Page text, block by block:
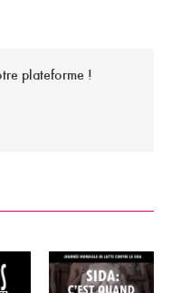
plateforme !